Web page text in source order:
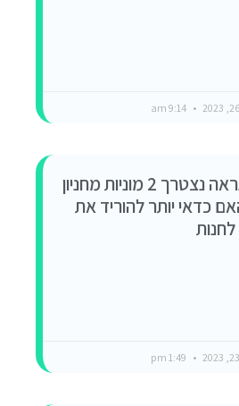
אנחנו 6 אנשים, כנראה נצטרך 2 מוניות מחניון
כדאי יותר להוריד את